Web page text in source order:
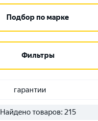
Подбор по марке
Фильтры
гарантии
Найдено товаров: 215